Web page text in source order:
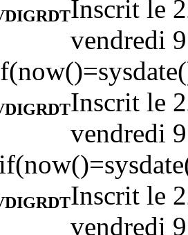
Inscrit le
vendredi
Inscrit le
vendredi
Inscrit le
vendredi